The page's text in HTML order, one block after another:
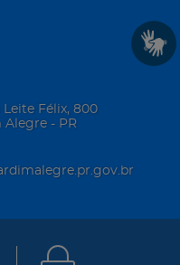
Leite Félix, 800
Alegre - PR